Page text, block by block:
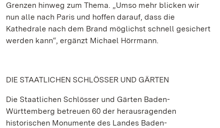
Grenzen hinweg zum Thema. „Umso mehr blicken wir
nun alle nach Paris und hoffen darauf, dass die
Kathedrale nach dem Brand möglichst schnell gesichert
werden kann“, ergänzt Michael Hörrmann.
DIE STAATLICHEN SCHLÖSSER UND GÄRTEN
Die Staatlichen Schlösser und Gärten Baden-
Württemberg betreuen 60 der herausragenden
historischen Monumente des Landes Baden-